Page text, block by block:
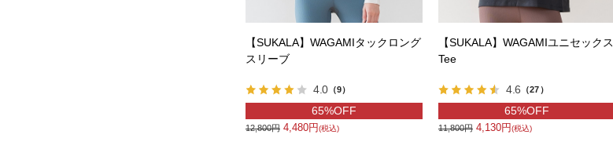
【SUKALA】WAGAMIタックロング
スリーブ
4.0 （9）
65%OFF
12,800円 4,480円(税込)
【SUKALA】WAGAMIユニセックス
Tee
4.6 （27）
65%OFF
11,800円 4,130円(税込)